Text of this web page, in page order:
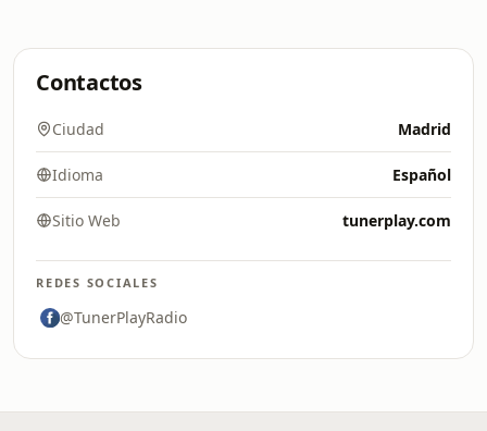
Contactos
Ciudad Madrid
Idioma Español
Sitio Web tunerplay.com
REDES SOCIALES
@TunerPlayRadio